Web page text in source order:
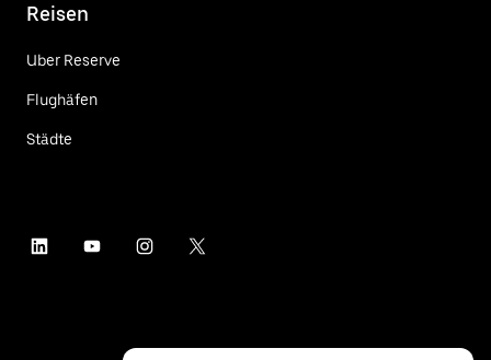
Reisen
Uber Reserve
Flughäfen
Städte